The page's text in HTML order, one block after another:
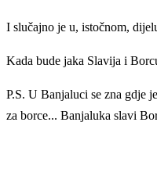
I slučajno je u, istočnom,
Kada bude jaka Slavija i
P.S. U Banjaluci se zna gdje
za borce... Banjaluka slavi